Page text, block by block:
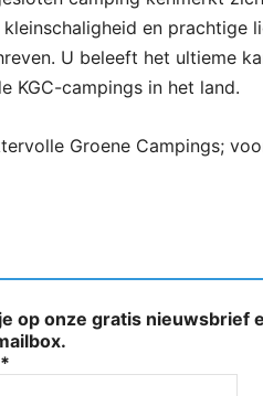
en prachtige
U beleeft het ultieme
KGC-campings in het land.
Groene Campings;
op onze gratis nieuwsbrief
*